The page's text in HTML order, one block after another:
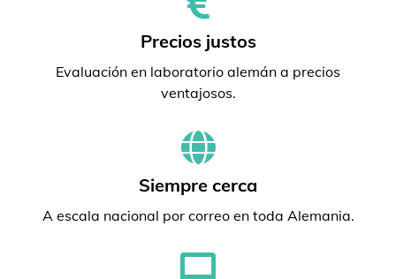
Precios justos
Evaluación en laboratorio alemán a precios
ventajosos.
Siempre cerca
A escala nacional por correo en toda Alemania.